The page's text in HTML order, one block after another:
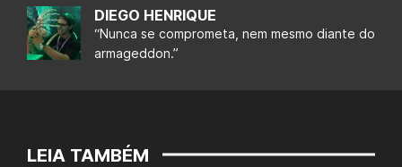
DIEGO HENRIQUE
“Nunca se comprometa, nem mesmo diante do
armageddon.”
LEIA TAMBÉM